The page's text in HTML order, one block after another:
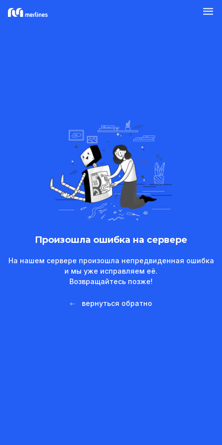
Произошла ошибка на сервере
На нашем сервере произошла непредвиденная ошибка
и мы уже исправляем её.
Возвращайтесь позже!
вернуться обратно